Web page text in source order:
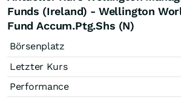
Funds (Ireland) - Wellington
Fund Accum.Ptg.Shs (N)
Börsenplatz
Letzter Kurs
Performance